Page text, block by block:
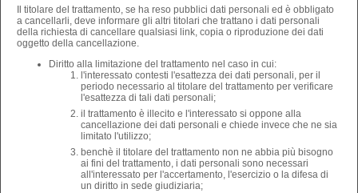
Il titolare del trattamento, se ha reso pubblici dati personali ed è obbligato
a cancellarli, deve informare gli altri titolari che trattano i dati personali
della richiesta di cancellare qualsiasi link, copia o riproduzione dei dati
oggetto della cancellazione.
Diritto alla limitazione del trattamento nel caso in cui:
l'interessato contesti l'esattezza dei dati personali, per il
periodo necessario al titolare del trattamento per verificare
l'esattezza di tali dati personali;
il trattamento è illecito e l'interessato si oppone alla
cancellazione dei dati personali e chiede invece che ne sia
limitato l'utilizzo;
benchè il titolare del trattamento non ne abbia più bisogno
ai fini del trattamento, i dati personali sono necessari
all'interessato per l'accertamento, l'esercizio o la difesa di
un diritto in sede giudiziaria;